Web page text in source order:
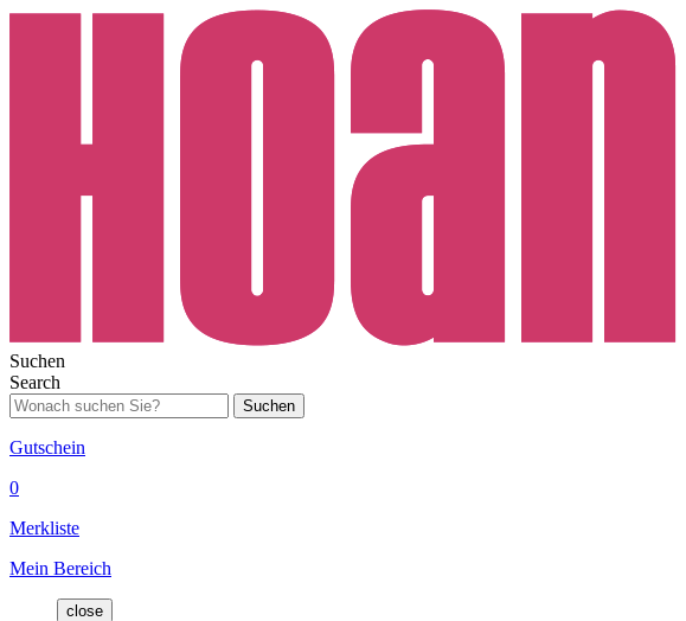
Suchen
Search
Suchen
Gutschein
0
Merkliste
Mein Bereich
close